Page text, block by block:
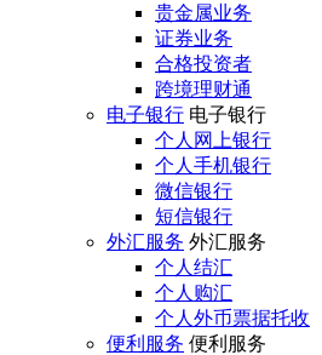
贵金属业务
证券业务
合格投资者
跨境理财通
电子银行 电子银行
个人网上银行
个人手机银行
微信银行
短信银行
外汇服务 外汇服务
个人结汇
个人购汇
个人外币票据托收
便利服务 便利服务